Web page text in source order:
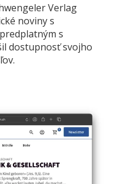
Verlag
noviny s
s
dostupnosť svojho